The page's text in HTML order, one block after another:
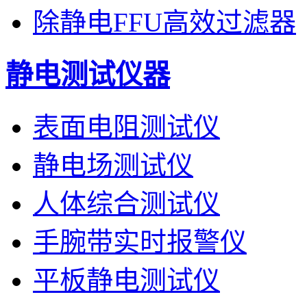
除静电FFU高效过滤器
静电测试仪器
表面电阻测试仪
静电场测试仪
人体综合测试仪
手腕带实时报警仪
平板静电测试仪